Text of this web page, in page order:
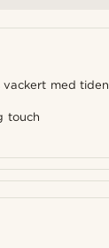
vackert med tiden
touch